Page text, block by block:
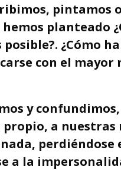
pintamos
planteado
¿Cómo
con el mayor
y
a nuestras
perdiéndose
a la